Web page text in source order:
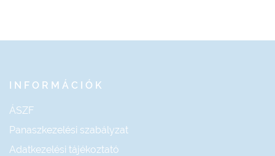
INFORMÁCIÓK
ÁSZF
Panaszkezelési szabályzat
Adatkezelési tájékoztató